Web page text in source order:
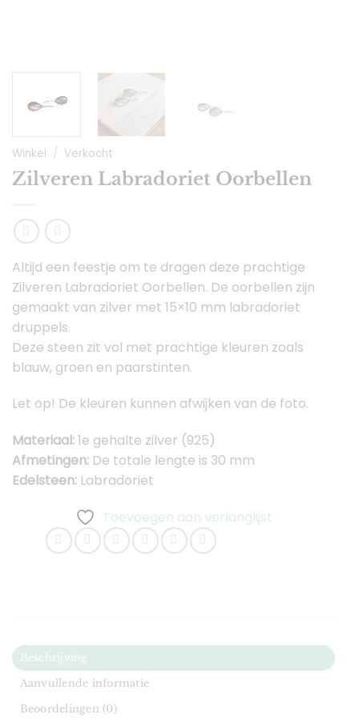
Winkel / Verkocht
Zilveren Labradoriet Oorbellen
Altijd een feestje om te dragen deze prachtige
Zilveren Labradoriet Oorbellen. De oorbellen zijn
gemaakt van zilver met 15×10 mm labradoriet
druppels.
Deze steen zit vol met prachtige kleuren zoals
blauw, groen en paarstinten.
Let op! De kleuren kunnen afwijken van de foto.
Materiaal:1e gehalte zilver (925)
Afmetingen: De totale lengte is 30 mm
Edelsteen: Labradoriet
Toevoegen aan verlanglijst
Beschrijving
Aanvullende informatie
Beoordelingen (0)